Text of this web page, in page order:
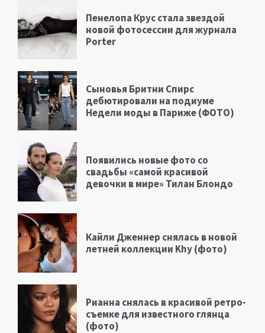
Пенелопа Крус стала звездой
новой фотосессии для журнала
Porter
Сыновья Бритни Спирс
дебютировали на подиуме
Недели моды в Париже (ФОТО)
Появились новые фото со
свадьбы «самой красивой
девочки в мире» Тилан Блондо
Кайли Дженнер снялась в новой
летней коллекции Khy (фото)
Рианна снялась в красивой ретро-
съемке для известного глянца
(фото)